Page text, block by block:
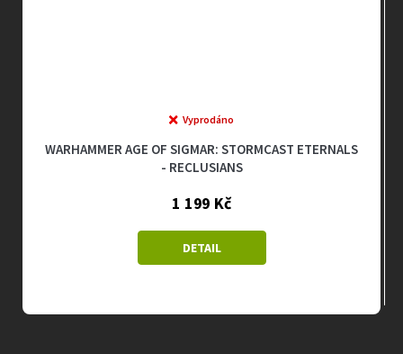
WARHAMMER AGE OF SIGMAR: STORMCAST ETERNALS
- RECLUSIANS
Vyprodáno
1 199 Kč
DETAIL